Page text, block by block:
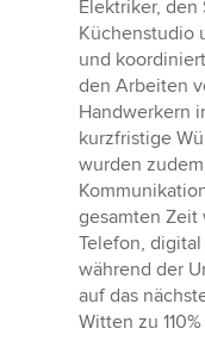
Elektriker, den
Küchenstudio
und
den Arbeiten
Handwerkern
kurzfristige
wurden
gesamten Zeit
Telefon,
während der
auf das
Witten zu